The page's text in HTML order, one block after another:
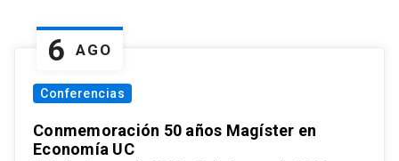
6 AGO
Conferencias
Conmemoración 50 años Magíster en
Economía UC